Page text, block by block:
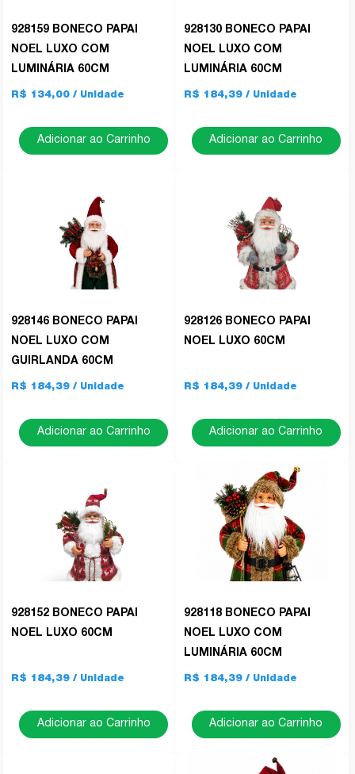
928159 BONECO PAPAI
NOEL LUXO COM
LUMINÁRIA 60CM
R$ 134,00
Adicionar ao Carrinho
928130 BONECO PAPAI
NOEL LUXO COM
LUMINÁRIA 60CM
R$ 184,39
Adicionar ao Carrinho
928146 BONECO PAPAI
NOEL LUXO COM
GUIRLANDA 60CM
R$ 184,39
Adicionar ao Carrinho
928126 BONECO PAPAI
NOEL LUXO 60CM
R$ 184,39
Adicionar ao Carrinho
928152 BONECO PAPAI
NOEL LUXO 60CM
R$ 184,39
Adicionar ao Carrinho
928118 BONECO PAPAI
NOEL LUXO COM
LUMINÁRIA 60CM
R$ 184,39
Adicionar ao Carrinho